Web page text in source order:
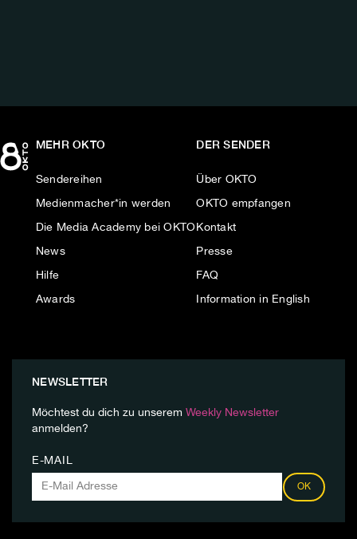
MEHR OKTO
Sendereihen
Medienmacher*in werden
Die Media Academy bei OKTO
News
Hilfe
Awards
DER SENDER
Über OKTO
OKTO empfangen
Kontakt
Presse
FAQ
Information in English
NEWSLETTER
Möchtest du dich zu unserem Weekly Newsletter
anmelden?
E-MAIL
OK